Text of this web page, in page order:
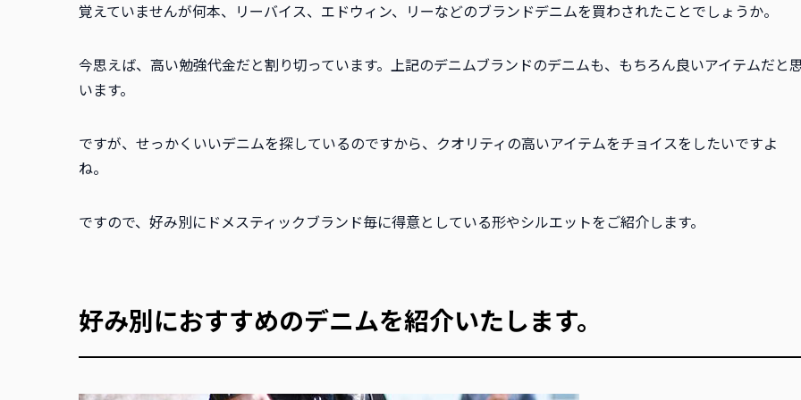
覚えていませんが何本、リーバイス、エドウィン、リーなどのブランドデニムを買わされたことでしょうか。
今思えば、高い勉強代金だと割り切っています。上記のデニムブランドのデニムも、もちろん良いアイテムだと
います。
ですが、せっかくいいデニムを探しているのですから、クオリティの高いアイテムをチョイスをしたいですよ
ね。
ですので、好み別にドメスティックブランド毎に得意としている形やシルエットをご紹介します。
好み別におすすめのデニムを紹介いたします。